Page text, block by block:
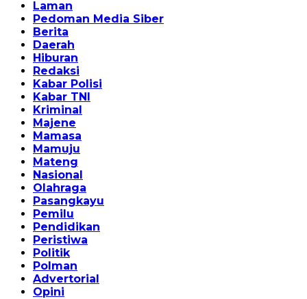
Laman
Pedoman Media Siber
Berita
Daerah
Hiburan
Redaksi
Kabar Polisi
Kabar TNI
Kriminal
Majene
Mamasa
Mamuju
Mateng
Nasional
Olahraga
Pasangkayu
Pemilu
Pendidikan
Peristiwa
Politik
Polman
Advertorial
Opini